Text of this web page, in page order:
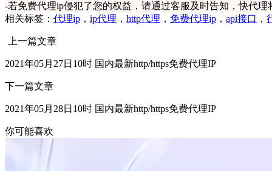
-若免费代理ip侵犯了您的权益，请通过客服及时告知，快代理
相关标签： 代理ip ， ip代理 ， http代理 ， 免费代理ip ， api接口 ，
上一篇文章
2021年05月27日10时 国内最新http/https免费代理IP
下一篇文章
2021年05月28日10时 国内最新http/https免费代理IP
你可能喜欢